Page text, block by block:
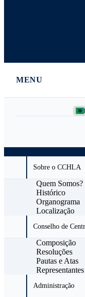
MENU
Sobre o CCHLA
Quem Somos?
Histórico
Organograma
Localização
Conselho de
Composição
Resoluções
Pautas e Atas
Administração